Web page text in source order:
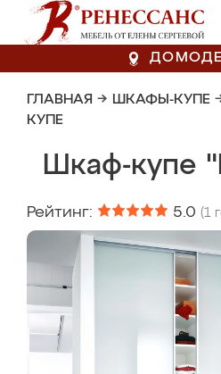
ГЛАВНАЯ → ШКАФЫ-КУПЕ
КУПЕ
Шкаф-купе
Рейтинг: 5.0 (1